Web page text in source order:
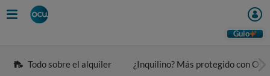
Guio
Todo sobre el alquiler ¿Inquilino? Más protegido con